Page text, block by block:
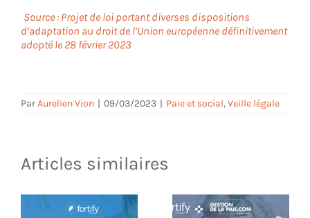
Source : Projet de loi portant diverses dispositions
d’adaptation au droit de l’Union européenne définitivement
adopté le 28 février 2023
ParAurelien Vion 09/03/2023 Paie et social,Veille légale
Articles similaires